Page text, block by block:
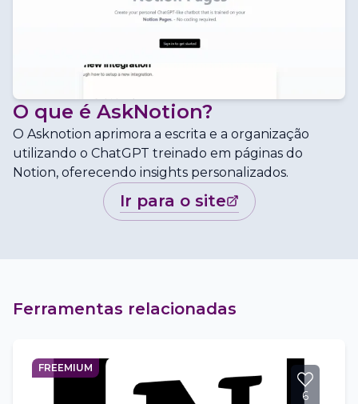
O que é AskNotion?
O Asknotion aprimora a escrita e a organização
utilizando o ChatGPT treinado em páginas do
Notion, oferecendo insights personalizados.
ir para o site
Ferramentas relacionadas
FREEMIUM
6